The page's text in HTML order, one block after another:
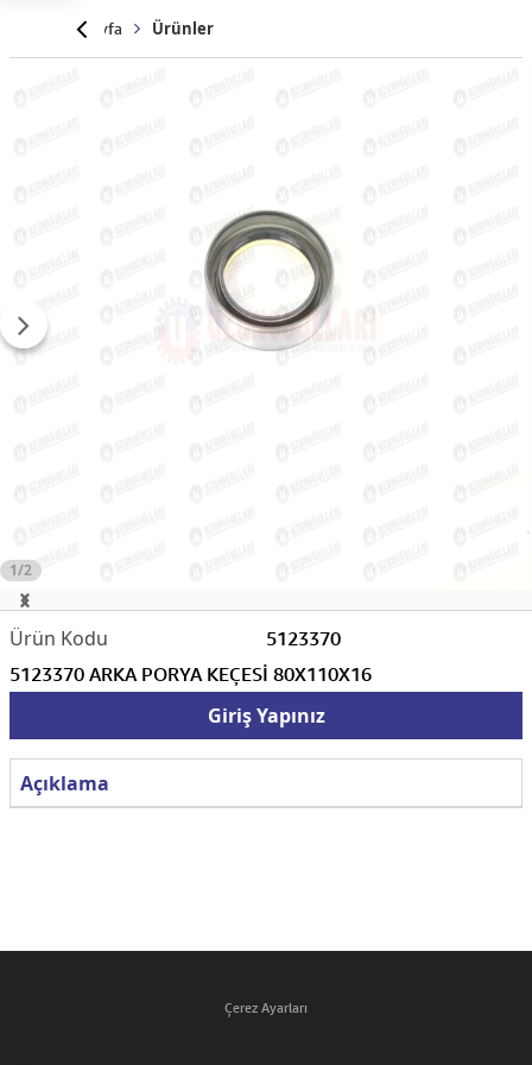
Anasayfa Ürünler
1/2
5123370
5123370 ARKA PORYA KEÇESİ 80X110X16
Giriş Yapınız
Açıklama
Çerez Ayarları